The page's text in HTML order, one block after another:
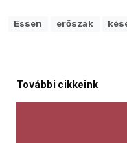
Essen erőszak
További cikkeink